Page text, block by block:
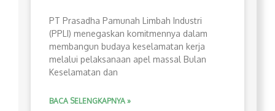
PT Prasadha Pamunah Limbah Industri
(PPLI) menegaskan komitmennya dalam
membangun budaya keselamatan kerja
melalui pelaksanaan apel massal Bulan
Keselamatan dan
BACA SELENGKAPNYA »